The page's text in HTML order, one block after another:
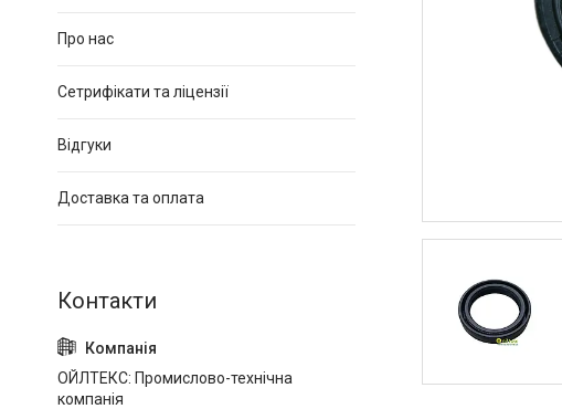
Про нас
Сетрифікати та ліцензії
Відгуки
Доставка та оплата
ОЙЛТЕКС: Промислово-технічна
компанія